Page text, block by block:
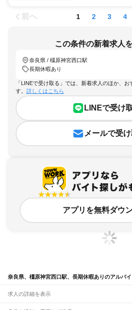
前へ 1 2 3 4
この条件の新着求人
奈良県 / 橿原神宮西口駅
長期休暇あり
「LINEで受け取る」では、新着求人のほか、
す。 詳しくはこちら
LINEで受け
メールで受
アプリを無料ダウ
奈良県、橿原神宮西口駅、長期休暇ありのアルバ
求人の詳細を表示